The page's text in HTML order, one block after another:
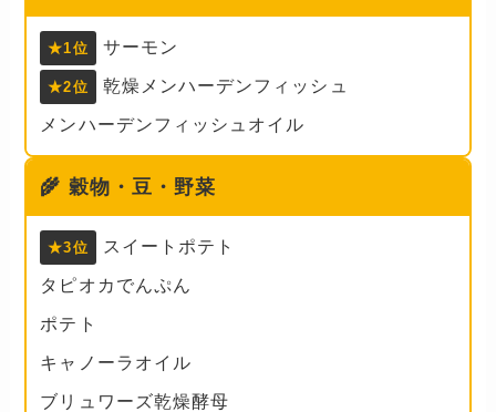
★1位 サーモン
★2位
乾燥メンハーデンフィッシュ
メンハーデンフィッシュオイル
🌾 穀物・豆・野菜
★3位
スイートポテト
タピオカでんぷん
ポテト
キャノーラオイル
ブリュワーズ乾燥酵母